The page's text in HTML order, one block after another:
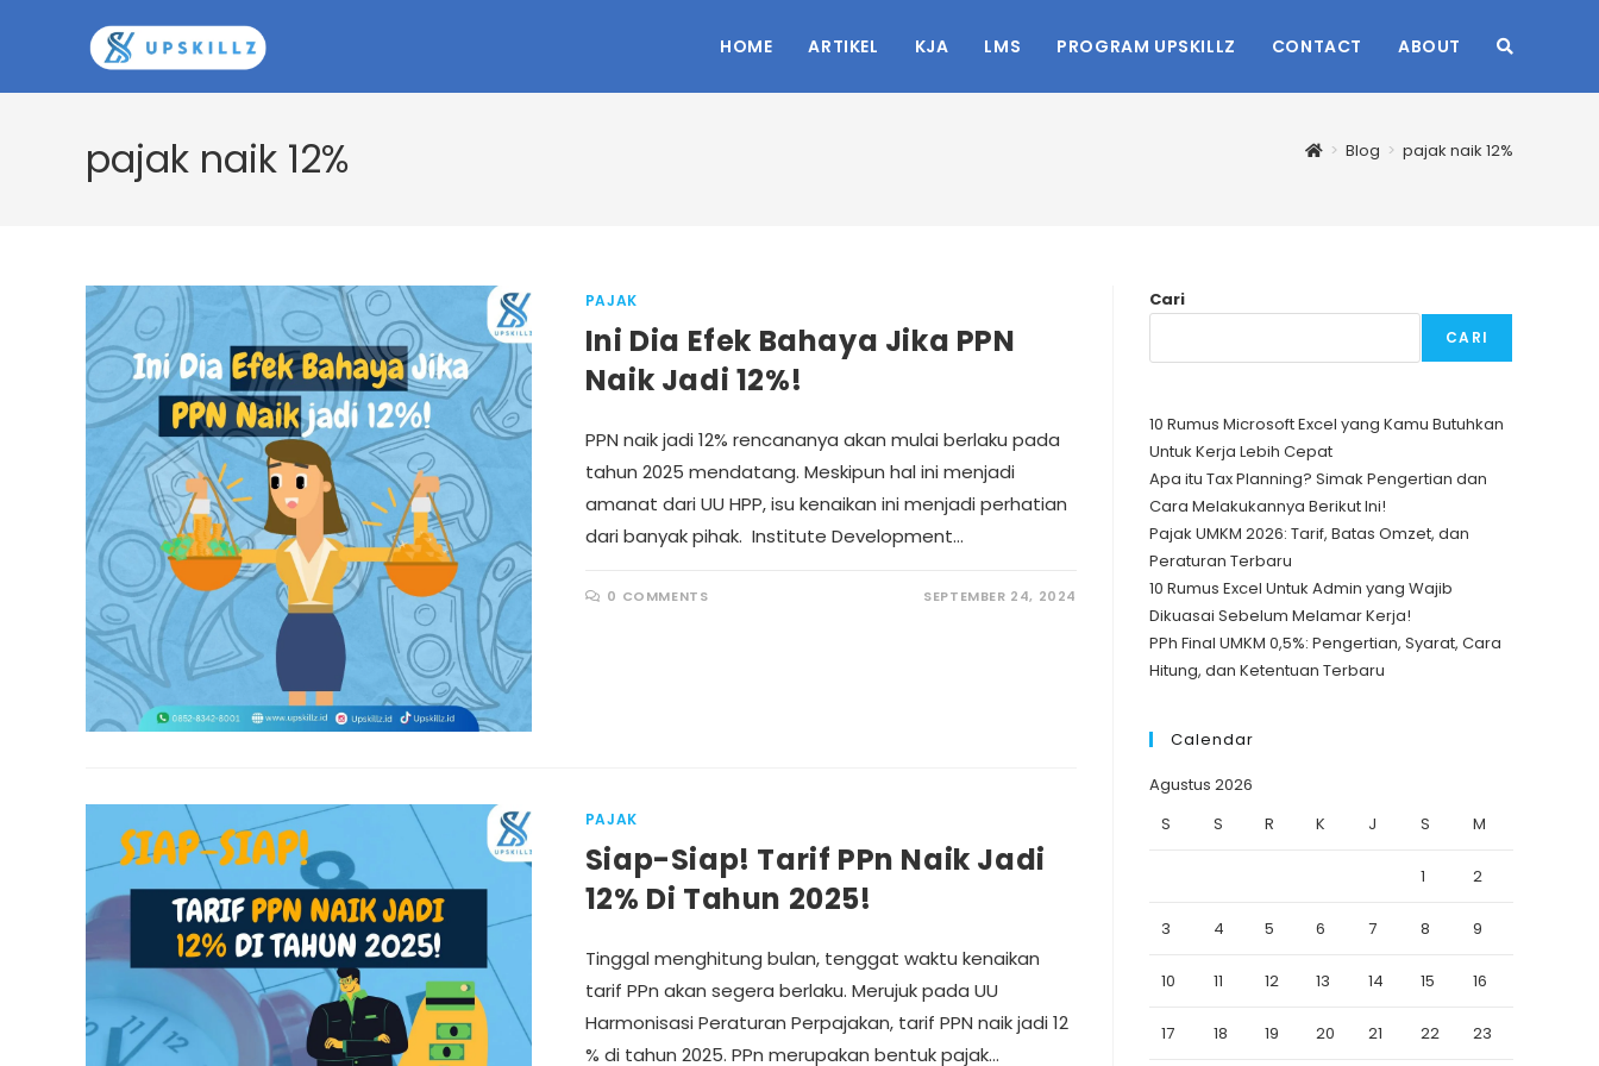
HOME ARTIKEL KJA LMS PROGRAM UPSKILLZ CONTACT ABOUT TOGGLE
WEBSITE
pajak naik 12% > Blog > pajak naik 12%
PAJAK
Ini Dia Efek Bahaya Jika PPN
Naik Jadi 12%!
PPN naik jadi 12% rencananya akan mulai berlaku pada
tahun 2025 mendatang. Meskipun hal ini menjadi
amanat dari UU HPP, isu kenaikan ini menjadi perhatian
dari banyak pihak. Institute Development…
0 COMMENTS SEPTEMBER 24, 2024
PAJAK
Siap-Siap! Tarif PPn Naik Jadi
12% Di Tahun 2025!
Tinggal menghitung bulan, tenggat waktu kenaikan
tarif PPn akan segera berlaku. Merujuk pada UU
Harmonisasi Peraturan Perpajakan, tarif PPN naik jadi 12
% di tahun 2025. PPn merupakan bentuk pajak…
Cari
CARI
10 Rumus Microsoft Excel yang Kamu Butuhkan
Untuk Kerja Lebih Cepat
Apa itu Tax Planning? Simak Pengertian dan
Cara Melakukannya Berikut Ini!
Pajak UMKM 2026: Tarif, Batas Omzet, dan
Peraturan Terbaru
10 Rumus Excel Untuk Admin yang Wajib
Dikuasai Sebelum Melamar Kerja!
PPh Final UMKM 0,5%: Pengertian, Syarat, Cara
Hitung, dan Ketentuan Terbaru
Calendar
Agustus 2026
S
S R K J S M
1 2
3 4 5 6 7 8 9
10 11 12 13 14 15 16
17 18 19 20 21 22 23